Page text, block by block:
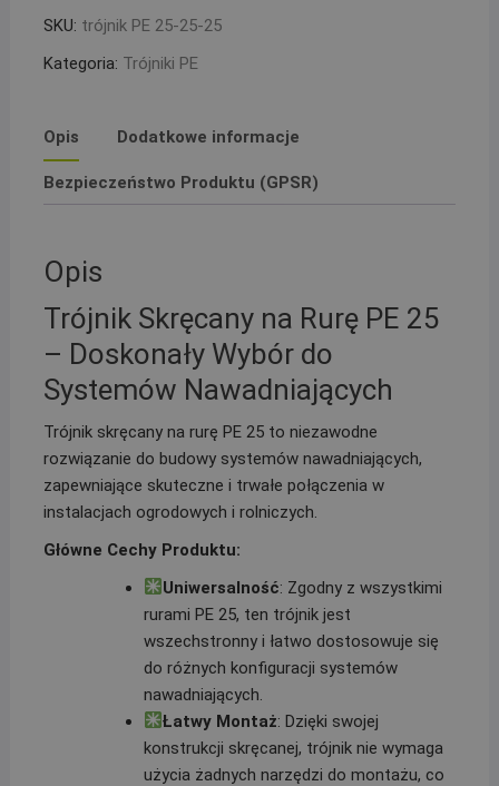
25
SKU: trójnik PE 25-25-25
Kategoria: Trójniki PE
Opis Dodatkowe informacje
Bezpieczeństwo Produktu (GPSR)
Opis
Trójnik Skręcany na Rurę PE 25
– Doskonały Wybór do
Systemów Nawadniających
Trójnik skręcany na rurę PE 25 to niezawodne
rozwiązanie do budowy systemów nawadniających,
zapewniające skuteczne i trwałe połączenia w
instalacjach ogrodowych i rolniczych.
Główne Cechy Produktu:
Uniwersalność: Zgodny z wszystkimi
rurami PE 25, ten trójnik jest
wszechstronny i łatwo dostosowuje się
do różnych konfiguracji systemów
nawadniających.
Łatwy Montaż: Dzięki swojej
konstrukcji skręcanej, trójnik nie wymaga
użycia żadnych narzędzi do montażu, co